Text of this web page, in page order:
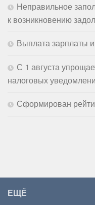
Неправильное
к возникновению
Выплата зарплаты
С 1 августа
налоговых
Сформирован
ЕЩЁ